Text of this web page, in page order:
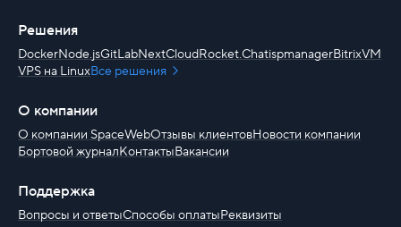
Решения
DockerNode.jsGitLabNextCloudRocket.ChatispmanagerBitrixVM
VPS на LinuxВсе решения
О компании
О компании SpaceWebОтзывы клиентовНовости компании
Бортовой журналКонтактыВакансии
Поддержка
Вопросы и ответыСпособы оплатыРеквизиты